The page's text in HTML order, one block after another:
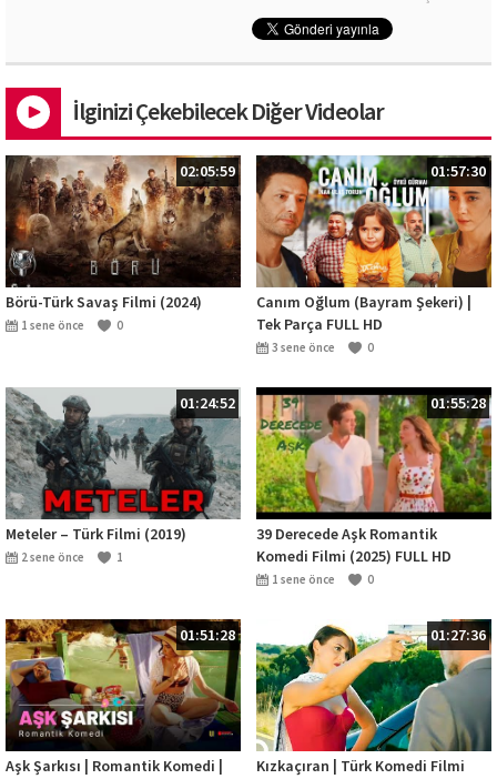
İlginizi Çekebilecek Diğer Videolar
02:05:59
Börü-Türk Savaş Filmi (2024)
1 sene önce 0
01:57:30
Canım Oğlum (Bayram Şekeri) |
Tek Parça FULL HD
3 sene önce 0
01:24:52
Meteler – Türk Filmi (2019)
2 sene önce 1
01:55:28
39 Derecede Aşk Romantik
Komedi Filmi (2025) FULL HD
#komedifilmdünyası#39derece
1 sene önce 0
01:51:28
Aşk Şarkısı | Romantik Komedi |
01:27:36
Kızkaçıran | Türk Komedi Filmi